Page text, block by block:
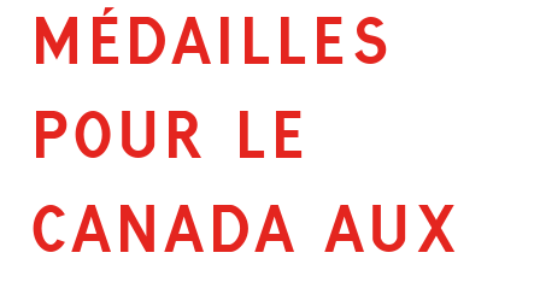
MÉDAILLES
POUR LE
CANADA AUX